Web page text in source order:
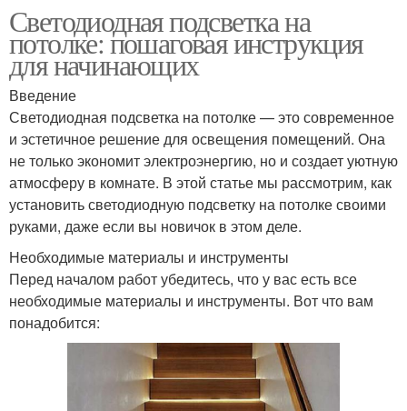
Светодиодная подсветка на
потолке: пошаговая инструкция
для начинающих
Введение
Светодиодная подсветка на потолке — это современное
и эстетичное решение для освещения помещений. Она
не только экономит электроэнергию, но и создает уютную
атмосферу в комнате. В этой статье мы рассмотрим, как
установить светодиодную подсветку на потолке своими
руками, даже если вы новичок в этом деле.
Необходимые материалы и инструменты
Перед началом работ убедитесь, что у вас есть все
необходимые материалы и инструменты. Вот что вам
понадобится: